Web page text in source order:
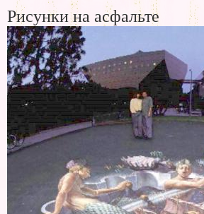
Рисунки на асфальте